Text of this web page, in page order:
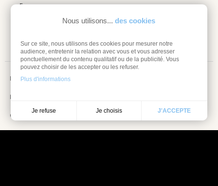
Nous utilisons... des cookies
Sur ce site, nous utilisons des cookies pour mesurer notre
audience, entretenir la relation avec vous et vous adresser
ponctuellement du contenu qualitatif ou de la publicité. Vous
pouvez choisir de les accepter ou les refuser.
Plus d'informations
Je refuse Je choisis J'ACCEPTE
Espace pro
Mentions légales
Information sur les cookies
Conditions Générales de vente